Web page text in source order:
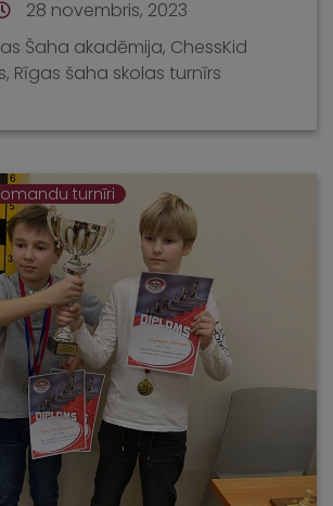
28 novembris, 2023
Šaha akadēmija, ChessKid
, Rīgas šaha skolas turnīrs
turnīri